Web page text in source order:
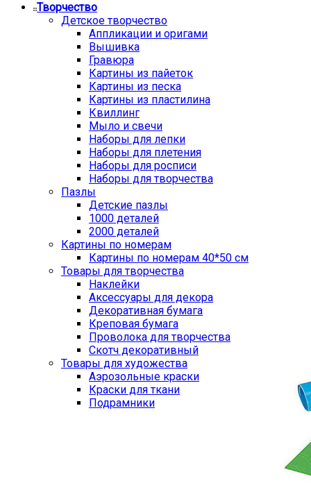
Творчество
Детское творчество
Аппликации и оригами
Вышивка
Гравюра
Картины из пайеток
Картины из песка
Картины из пластилина
Квиллинг
Мыло и свечи
Наборы для лепки
Наборы для плетения
Наборы для росписи
Наборы для творчества
Пазлы
Детские пазлы
1000 деталей
2000 деталей
Картины по номерам
Картины по номерам 40*50 см
Товары для творчества
Наклейки
Аксессуары для декора
Декоративная бумага
Креповая бумага
Проволока для творчества
Скотч декоративный
Товары для художества
Аэрозольные краски
Краски для ткани
Подрамники